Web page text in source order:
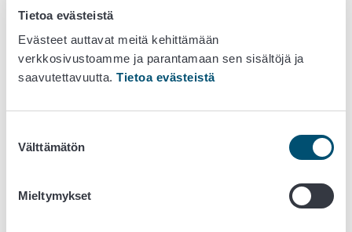
Tietoa evästeistä
Evästeet auttavat meitä kehittämään
verkkosivustoamme ja parantamaan sen sisältöjä ja
saavutettavuutta. Tietoa evästeistä
valinta
Välttämätön
Mieltymykset
Valmistettu kasvistäysmehutiivisteestä
on poistettu.
Soveltuvin fysikaalisin keinoin saman lajin
kasviksista eristetty aromi voidaan palauttaa
aistinvaraiset ja analyyttiset ominaisuudet kuin
keskivertotäysmehulla, joka on saatu samanlaisista